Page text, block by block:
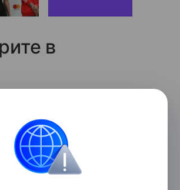
в
фото, которое
На снимке
чего поклонникам